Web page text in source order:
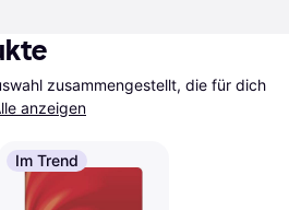
zusammengestellt, die für dich
anzeigen
Im Trend